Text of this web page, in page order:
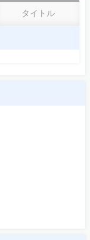
タイトル